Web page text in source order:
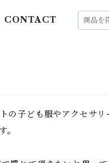
CONTACT
子ども服やアクセサ